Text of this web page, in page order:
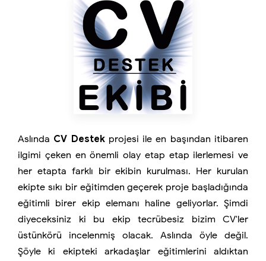
Aslında CV Destekprojesi ile en başından itibaren
ilgimi çeken en önemli olay etap etap ilerlemesi ve
her etapta farklı bir ekibin kurulması. Her kurulan
ekipte sıkı bir eğitimden geçerek proje başladığında
eğitimli birer ekip elemanı haline geliyorlar. Şimdi
diyeceksiniz ki bu ekip tecrübesiz bizim CV'ler
üstünkörü incelenmiş olacak. Aslında öyle değil.
Şöyle ki ekipteki arkadaşlar eğitimlerini aldıktan